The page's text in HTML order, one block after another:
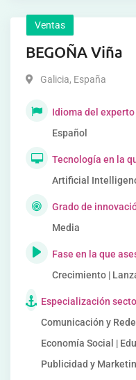
Ventas
BEGOÑA Viña
Galicia, España
Idioma del experto
Español
Tecnología en la
Artificial
Grado de
Media
Fase en la que
Crecimiento |
Especialización
Comunicación y
Economía Social |
Publicidad y